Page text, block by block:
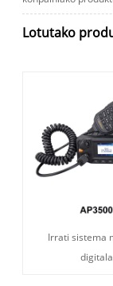
Lotutako
Irrati sistema
digitala